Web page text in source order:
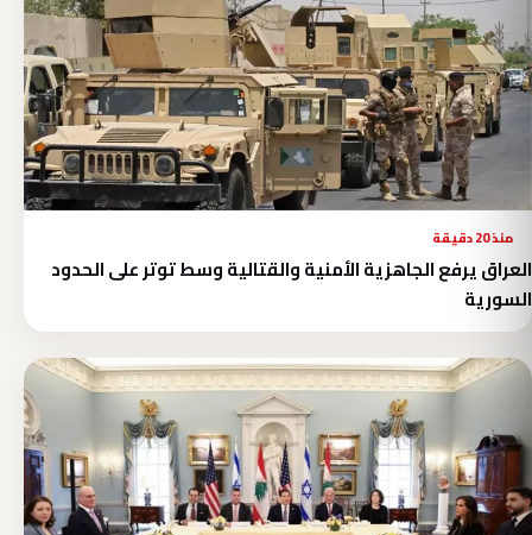
منذ 20 دقيقة
العراق يرفع الجاهزية الأمنية والقتالية وسط توتر على الحدود
السورية